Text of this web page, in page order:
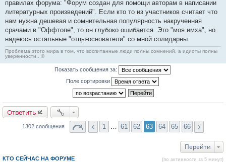
правилах форума: "Форум создан для помощи авторам в написании
литературных произведений". Если кто то из участников считает что
нам нужна дешевая и сомнительная популярность накрученная
срачами в "Оффтопе", то он глубоко ошибается. Это "моя имха", но
надеюсь остальные "отцы-основатели" со мной солидарны.
Проблема этого мира в том, что воспитанные люди полны сомнений, а идиоты полны
уверенности.. ©
Показать сообщения за:
Поле сортировки
Ответить
1302 сообщения 1 … 61 62 63 64 65 66
Перейти
КТО СЕЙЧАС НА ФОРУМЕ (по активности за 5 минут)